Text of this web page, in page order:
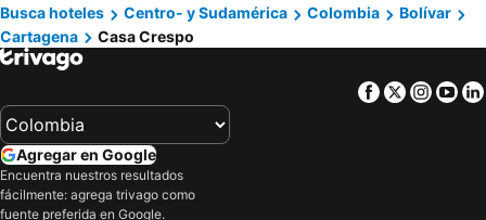
Busca hoteles
Centro- y Sudamérica Colombia
Bolívar
Cartagena
Casa Crespo
Facebook
Twitter
Agregar en Google
Encuentra nuestros resultados
fácilmente: agrega trivago como
fuente preferida en Google.